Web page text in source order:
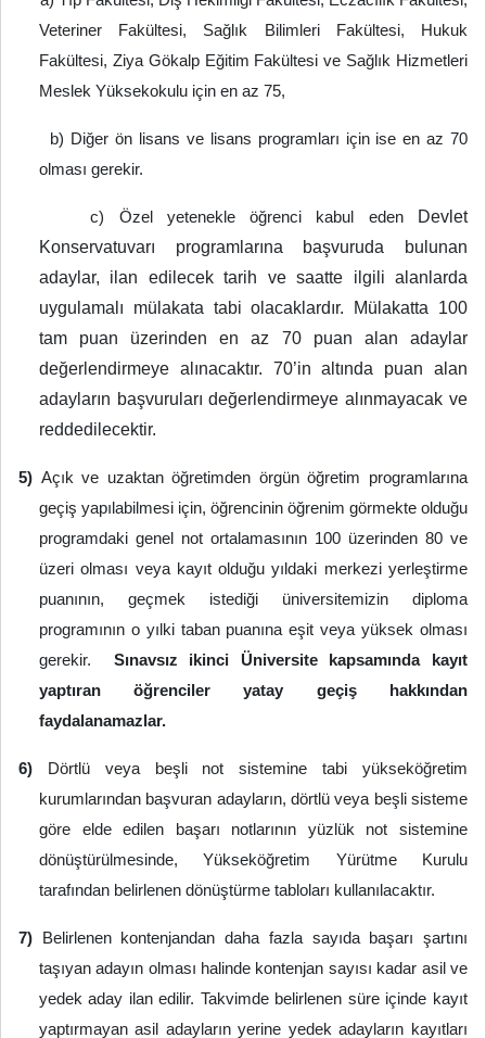
Veteriner Fakültesi, Sağlık Bilimleri Fakültesi, Hukuk
Fakültesi, Ziya Gökalp Eğitim Fakültesi ve Sağlık Hizmetleri
Meslek Yüksekokulu için en az 75,
b) Diğer ön lisans ve lisans programları için ise en az 70
olması gerekir.
c) Özel yetenekle öğrenci kabul eden
Devlet
Konservatuvarı programlarına başvuruda bulunan
adaylar, ilan edilecek tarih ve saatte ilgili alanlarda
uygulamalı mülakata tabi olacaklardır. Mülakatta 100
tam puan üzerinden en az 70 puan alan adaylar
değerlendirmeye alınacaktır. 70’in altında puan alan
adayların başvuruları değerlendirmeye alınmayacak ve
reddedilecektir.
5) Açık ve uzaktan öğretimden örgün öğretim programlarına
geçiş yapılabilmesi için, öğrencinin öğrenim görmekte olduğu
programdaki genel not ortalamasının 100 üzerinden 80 ve
üzeri olması veya kayıt olduğu yıldaki merkezi yerleştirme
puanının, geçmek istediği üniversitemizin diploma
programının o yılki taban puanına eşit veya yüksek olması
gerekir. Sınavsız ikinci Üniversite kapsamında kayıt
yaptıran öğrenciler yatay geçiş hakkından
faydalanamazlar.
6)
Dörtlü veya beşli not sistemine tabi yükseköğretim
kurumlarından başvuran adayların, dörtlü veya beşli sisteme
göre elde edilen başarı notlarının yüzlük not sistemine
dönüştürülmesinde, Yükseköğretim Yürütme Kurulu
tarafından belirlenen dönüştürme tabloları kullanılacaktır.
7) Belirlenen kontenjandan daha fazla sayıda başarı şartını
taşıyan adayın olması halinde kontenjan sayısı kadar asil ve
yedek aday ilan edilir. Takvimde belirlenen süre içinde kayıt
yaptırmayan asil adayların yerine yedek adayların kayıtları